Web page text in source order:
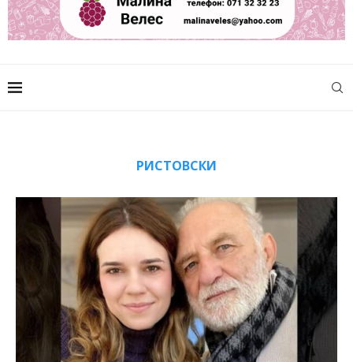
РИСТОВСКИ